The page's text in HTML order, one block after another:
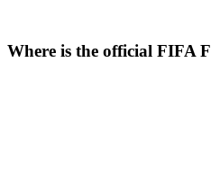
Where is the official FIFA